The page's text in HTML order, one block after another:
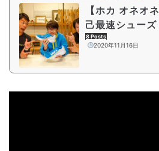
【ホカ オネオ
己最速シューズ
スメの理由とは
8 Posts
2020年11月16日